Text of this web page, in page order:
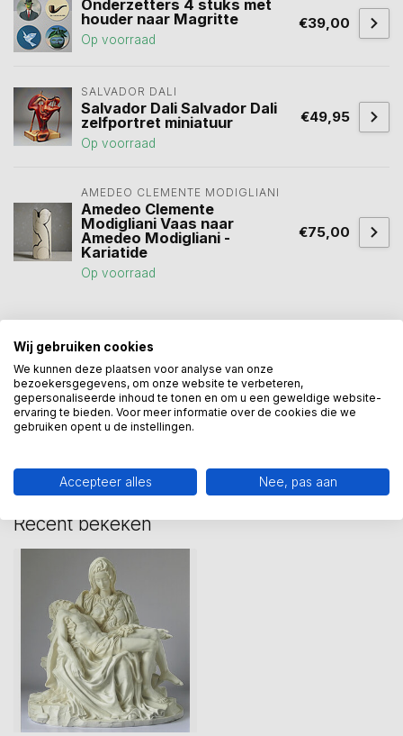
Onderzetters 4 stuks met
houder naar Magritte
Op voorraad
€39,00
SALVADOR DALI
Salvador Dali Salvador Dali
zelfportret miniatuur
Op voorraad
€49,95
AMEDEO CLEMENTE MODIGLIANI
Amedeo Clemente
Modigliani Vaas naar
Amedeo Modigliani -
Kariatide
Op voorraad
€75,00
michelangelo
Heeft u een vraag over dit
kunstcadeau?
Recent bekeken
Wij gebruiken cookies
We kunnen deze plaatsen voor analyse van onze
bezoekersgegevens, om onze website te verbeteren,
gepersonaliseerde inhoud te tonen en om u een geweldige website-
ervaring te bieden. Voor meer informatie over de cookies die we
gebruiken opent u de instellingen.
Accepteer alles Nee, pas aan